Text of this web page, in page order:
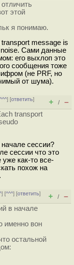
этой
я понимаю.
message is
noise. Сами данные
его выхлоп это
сообщения тоже
(не PRF, но
от шума).
^^^] [ответить]
+ / –
transport
сессии?
сессии что это
как-то все-
похож на
] [^^^] [ответить]
+ / –
в начале
именно вон
остальной